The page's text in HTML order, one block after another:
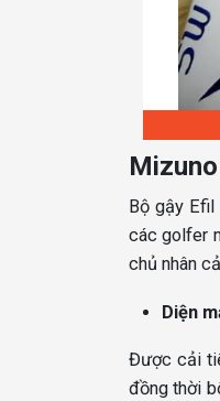
Bộ gậy
các golfer
chủ nhân
Diện
Được cải
đồng thời